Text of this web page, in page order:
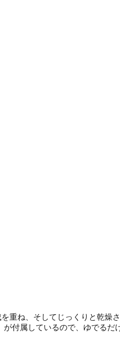
重ね、そしてじっくりと乾燥
付属しているので、ゆでるだ